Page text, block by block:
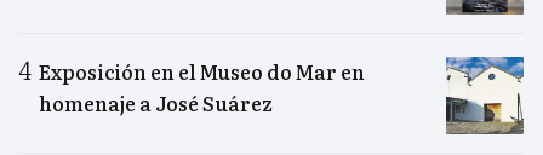
Exposición en el Museo do Mar en
homenaje a José Suárez